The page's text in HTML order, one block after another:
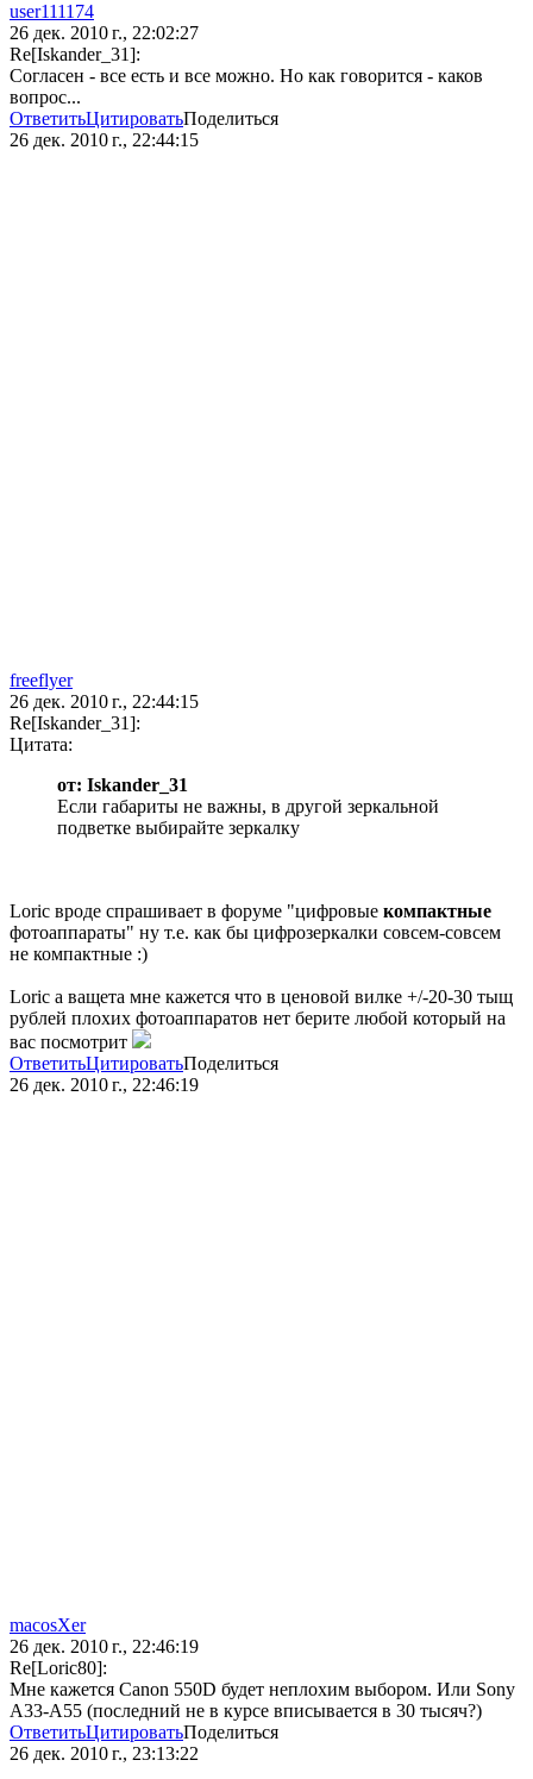
user111174
26 дек. 2010 г., 22:02:27
Re[Iskander_31]:
Согласен - все есть и все можно. Но как говорится - каков
вопрос...
ОтветитьЦитироватьПоделиться
26 дек. 2010 г., 22:44:15
freeflyer
26 дек. 2010 г., 22:44:15
Re[Iskander_31]:
Цитата:
от: Iskander_31
Если габариты не важны, в другой зеркальной
подветке выбирайте зеркалку
Loric вроде спрашивает в форуме "цифровые компактные
фотоаппараты" ну т.е. как бы цифрозеркалки совсем-совсем
не компактные :)
Loric а ващета мне кажется что в ценовой вилке +/-20-30 тыщ
рублей плохих фотоаппаратов нет берите любой который на
вас посмотрит
ОтветитьЦитироватьПоделиться
26 дек. 2010 г., 22:46:19
macosXer
26 дек. 2010 г., 22:46:19
Re[Loric80]:
Мне кажется Canon 550D будет неплохим выбором. Или Sony
A33-A55 (последний не в курсе вписывается в 30 тысяч?)
ОтветитьЦитироватьПоделиться
26 дек. 2010 г., 23:13:22